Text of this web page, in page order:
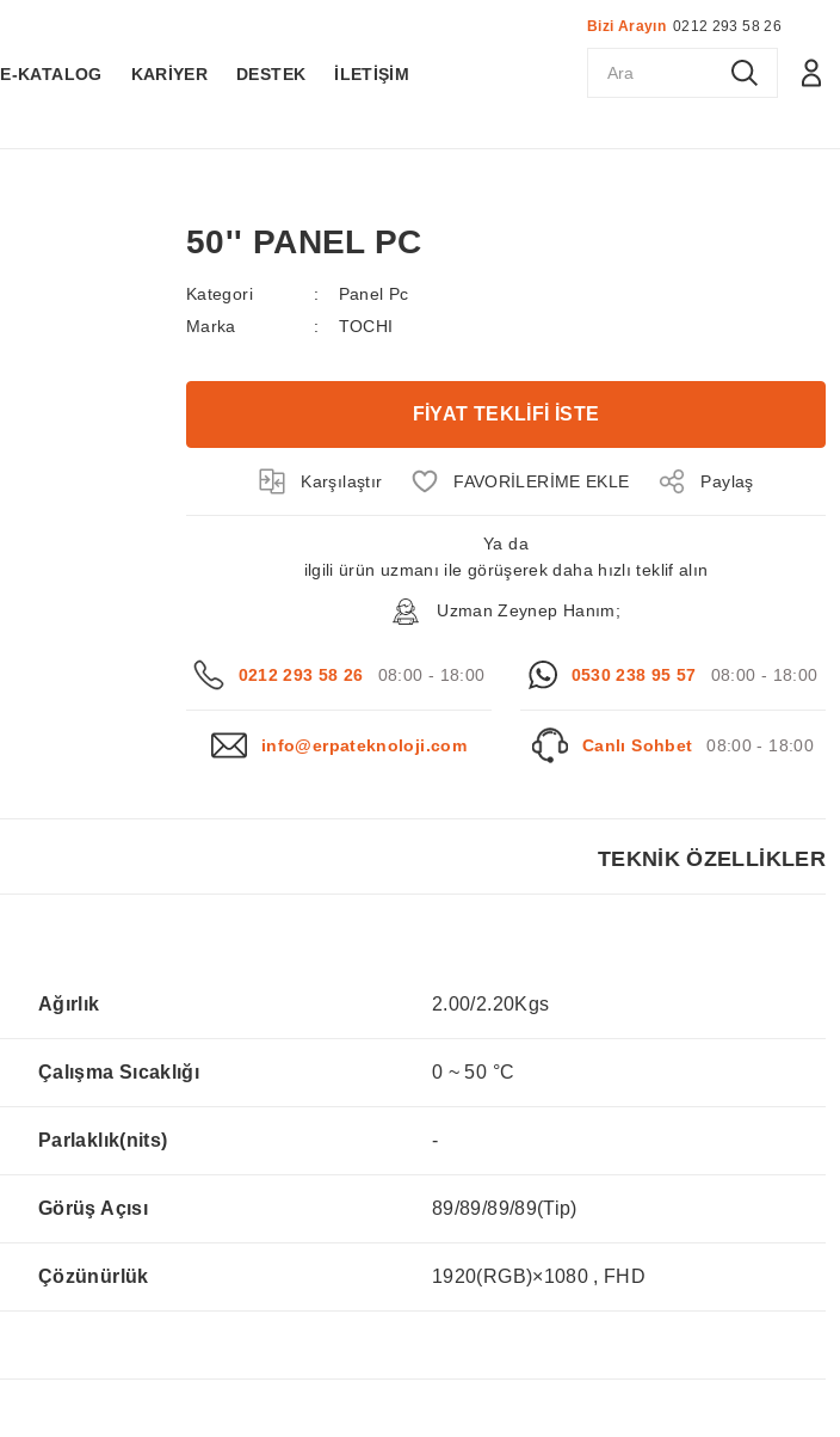
E-KATALOG KARİYER DESTEK İLETİŞİM
Bizi Arayın 0212 293 58 26
50'' PANEL PC
Kategori
Panel Pc
Marka
TOCHI
FİYAT TEKLİFİ İSTE
Karşılaştır Paylaş
Ya da
ilgili ürün uzmanı ile görüşerek daha hızlı teklif alın
Uzman Zeynep Hanım;
0212 293 58 26 08:00 - 18:00 0530 238 95 57 08:00 - 18:00
info@erpateknoloji.com Canlı Sohbet 08:00 - 18:00
TEKNİK ÖZELLİKLER
Ağırlık 2.00/2.20Kgs
Çalışma Sıcaklığı 0 ~ 50 °C
Parlaklık(nits) -
Görüş Açısı 89/89/89/89(Tip)
Çözünürlük 1920(RGB)×1080 , FHD